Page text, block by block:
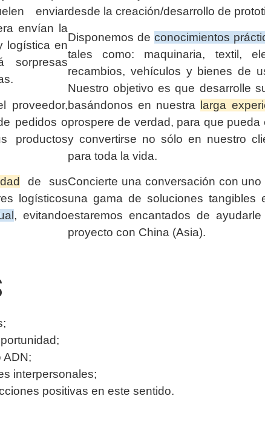
enviar
envían la
logística en
sorpresas
proveedor,
pedidos o
productos
de sus
logísticos
, evitando
desde la creación/desarrollo de
Disponemos de conocimientos
tales como: maquinaria, textil,
recambios, vehículos y bienes de
Nuestro objetivo es que desarrolle
basándonos en nuestra larga
prospere de verdad, para que
y convertirse no sólo en nuestro
para toda la vida.
Concierte una conversación con
una gama de soluciones
estaremos encantados de
proyecto con China (Asia).
ADN;
interpersonales;
positivas en este sentido.